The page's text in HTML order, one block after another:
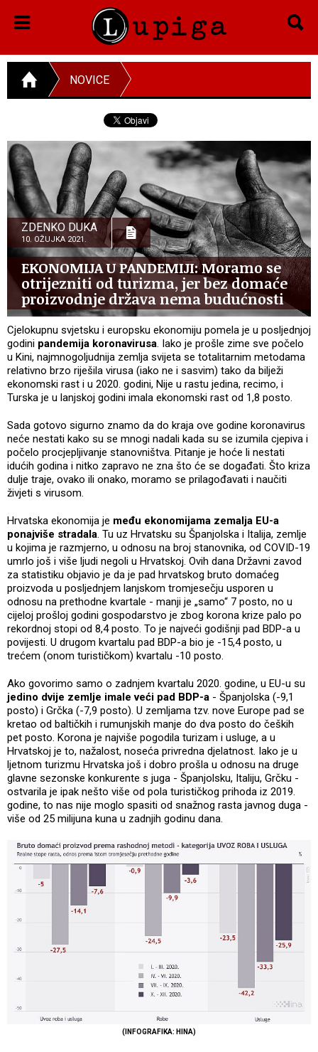
NOVICE
ZDENKO DUKA
10. OŽUJKA 2021.
EKONOMIJA U PANDEMIJI: Moramo se
otrijezniti od turizma, jer bez domaće
proizvodnje država nema budućnosti
Cjelokupnu svjetsku i europsku ekonomiju pomela je u posljednjoj
godini pandemija koronavirusa. Iako je prošle zime sve počelo
u Kini, najmnogoljudnija zemlja svijeta se totalitarnim metodama
relativno brzo riješila virusa (iako ne i sasvim) tako da bilježi
ekonomski rast i u 2020. godini, Nije u rastu jedina, recimo, i
Turska je u lanjskoj godini imala ekonomski rast od 1,8 posto.
Sada gotovo sigurno znamo da do kraja ove godine koronavirus
neće nestati kako su se mnogi nadali kada su se izumila cjepiva i
počelo procjepljivanje stanovništva. Pitanje je hoće li nestati
idućih godina i nitko zapravo ne zna što će se događati. Što kriza
dulje traje, ovako ili onako, moramo se prilagođavati i naučiti
živjeti s virusom.
Hrvatska ekonomija je među ekonomijama zemalja EU-a
ponajviše stradala. Tu uz Hrvatsku su Španjolska i Italija, zemlje
u kojima je razmjerno, u odnosu na broj stanovnika, od COVID-19
umrlo još i više ljudi negoli u Hrvatskoj. Ovih dana Državni zavod
za statistiku objavio je da je pad hrvatskog bruto domaćeg
proizvoda u posljednjem lanjskom tromjesečju usporen u
odnosu na prethodne kvartale - manji je „samo“ 7 posto, no u
cijeloj prošloj godini gospodarstvo je zbog korona krize palo po
rekordnoj stopi od 8,4 posto. To je najveći godišnji pad BDP-a u
povijesti. U drugom kvartalu pad BDP-a bio je -15,4 posto, u
trećem (onom turističkom) kvartalu -10 posto.
Ako govorimo samo o zadnjem kvartalu 2020. godine, u EU-u su
jedino dvije zemlje imale veći pad BDP-a - Španjolska (-9,1
posto) i Grčka (-7,9 posto). U zemljama tzv. nove Europe pad se
kretao od baltičkih i rumunjskih manje do dva posto do čeških
pet posto. Korona je najviše pogodila turizam i usluge, a u
Hrvatskoj je to, nažalost, noseća privredna djelatnost. Iako je u
ljetnom turizmu Hrvatska još i dobro prošla u odnosu na druge
glavne sezonske konkurente s juga - Španjolsku, Italiju, Grčku -
ostvarila je ipak nešto više od pola turističkog prihoda iz 2019.
godine, to nas nije moglo spasiti od snažnog rasta javnog duga -
više od 25 milijuna kuna u zadnjih godinu dana.
(INFOGRAFIKA: HINA)